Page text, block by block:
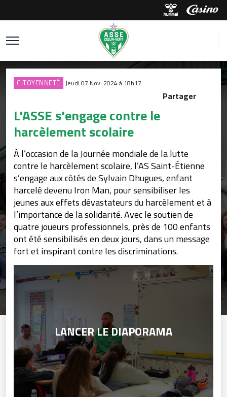
CITOYENNETÉ Jeudi 07 Nov. 2024 à 18h17
Partager
L'ASSE s'engage contre le
harcèlement scolaire
À l’occasion de la Journée mondiale de la lutte
contre le harcèlement scolaire, l’AS Saint-Étienne
s’engage aux côtés de Sylvain Dhugues, enfant
harcelé devenu Iron Man, pour sensibiliser les
jeunes aux effets dévastateurs du harcèlement et à
l’importance de la solidarité. Avec le soutien de
quatre joueurs professionnels, près de 100 enfants
ont été sensibilisés en deux jours, dans un message
fort et inspirant contre les discriminations.
LANCER LE DIAPORAMA